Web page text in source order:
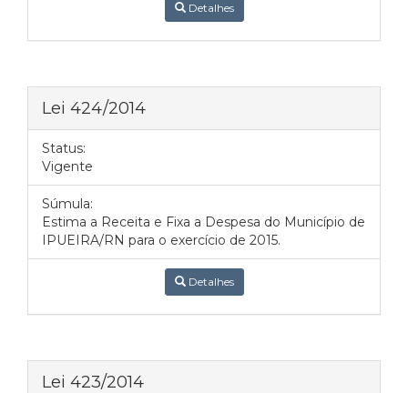
Detalhes
Lei 424/2014
Status:
Vigente
Súmula:
Estima a Receita e Fixa a Despesa do Município de
IPUEIRA/RN para o exercício de 2015.
Detalhes
Lei 423/2014